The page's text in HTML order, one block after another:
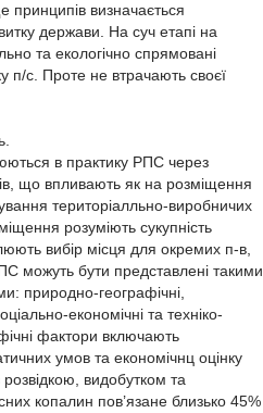
принципів визначається
держави. На суч етапі на
та екологічно спрямовані
п/с. Проте не втрачають своєї
в практику РПС через
що впливають як на розміщення
територіалльно-виробничих
розуміють сукупність
вибір місця для окремих п-в,
можуть бути представлені такими
природно-географічні,
економічні та техніко-
фактори включають
умов та економічнц оцінку
видобутком та
копалин пов’язане близько 45%